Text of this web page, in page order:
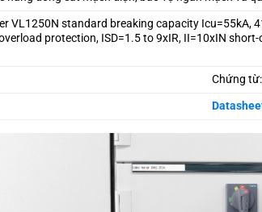
VL1250N standard breaking capacity Icu=55kA,
protection, ISD=1.5 to 9xIR, II=10xIN
Chứng